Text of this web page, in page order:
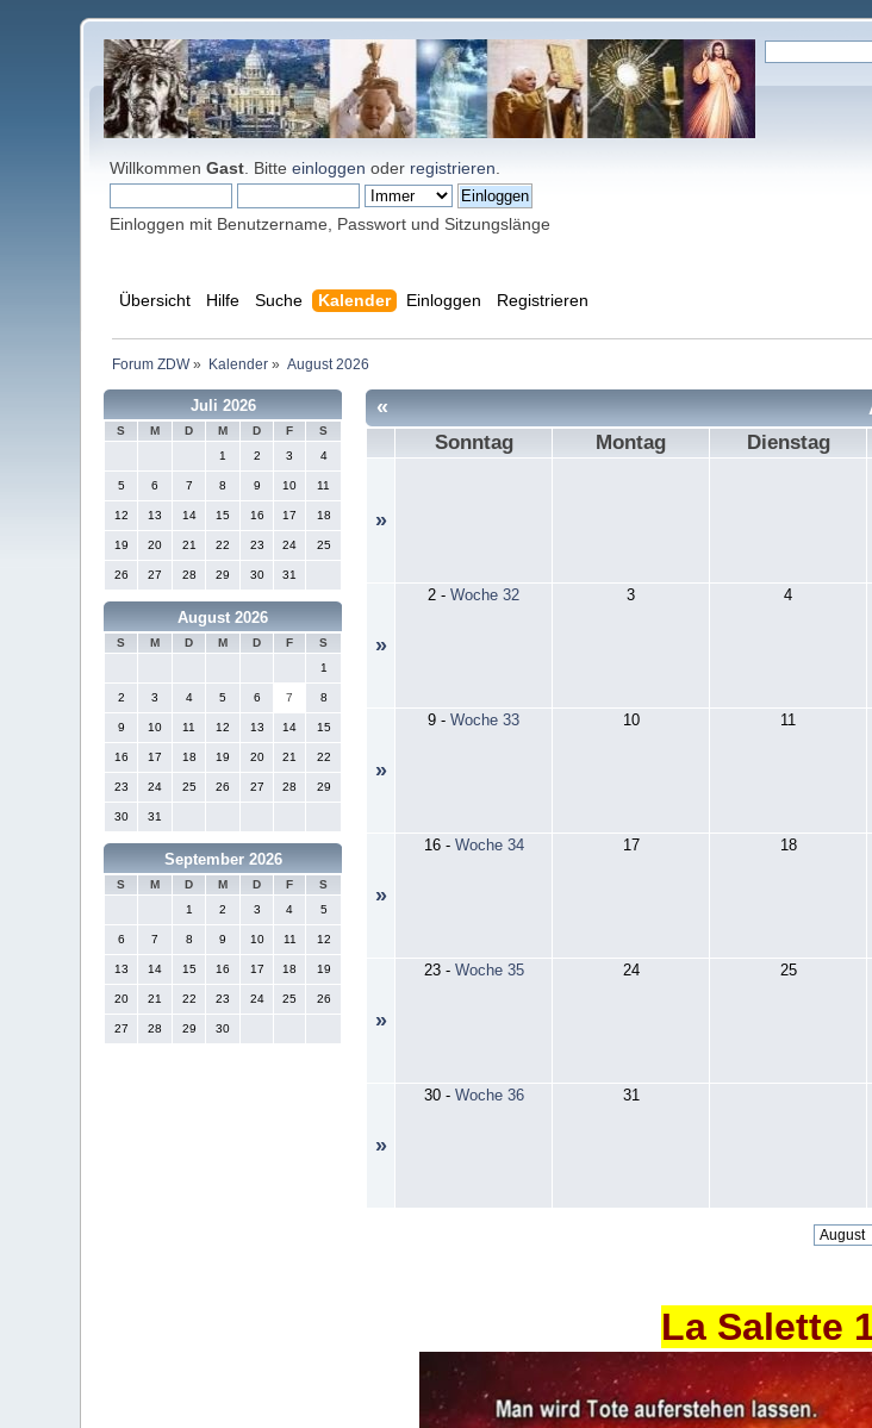
WillkommenGast . Bitteeinloggen oder registrieren
Einloggen mit Benutzername, Passwort und Sitzungslänge
Übersicht Hilfe Suche Kalender Einloggen Registrieren
Forum ZDW» Kalender» August 2026
Juli 2026
S M D M D F
S
1
2 3 4
5 6 7 8 9 10 11
12 13 14 15 16 17 18
19 20 21 22 23 24 25
26 27 28 29 30 31
August 2026
S M D M D F
S
1
2 3 4 5 6 7 8
9 10 11 12 13 14 15
16 17 18 19 20 21 22
23 24 25 26 27 28 29
30 31
September 2026
S M D M D F
S
1
2 3 4 5
6 7 8 9 10 11 12
13 14 15 16 17 18 19
20 21 22 23 24 25 26
27 28 29 30
«
Sonntag Montag Dienstag
»
»
2 -Woche 32 3 4
»
9 -Woche 33 10 11
»
16- Woche 34 17 18
»
23- Woche 35 24 25
»
30- Woche 36 31
La Salette